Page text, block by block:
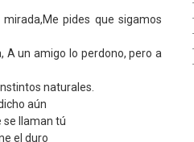
pides que sigamos
A un amigo lo perdono, pero a
naturales.
aún
se llaman tú
el duro